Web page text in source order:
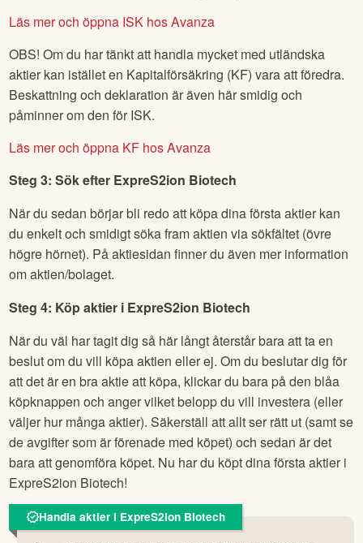
Läs mer och öppna ISK hos Avanza
OBS! Om du har tänkt att handla mycket med utländska
aktier kan istället en Kapitalförsäkring (KF) vara att föredra.
Beskattning och deklaration är även här smidig och
påminner om den för ISK.
Läs mer och öppna KF hos Avanza
Steg 3: Sök efter ExpreS2ion Biotech
När du sedan börjar bli redo att köpa dina första aktier kan
du enkelt och smidigt söka fram aktien via sökfältet (övre
högre hörnet). På aktiesidan finner du även mer information
om aktien/bolaget.
Steg 4: Köp aktier i ExpreS2ion Biotech
När du väl har tagit dig så här långt återstår bara att ta en
beslut om du vill köpa aktien eller ej. Om du beslutar dig för
att det är en bra aktie att köpa, klickar du bara på den blåa
köpknappen och anger vilket belopp du vill investera (eller
väljer hur många aktier). Säkerställ att allt ser rätt ut (samt se
de avgifter som är förenade med köpet) och sedan är det
bara att genomföra köpet. Nu har du köpt dina första aktier i
ExpreS2ion Biotech!
Handla aktier i ExpreS2ion Biotech